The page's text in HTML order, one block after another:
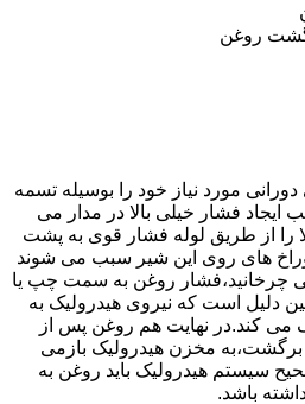
روغن
دورانی مورد نیاز خود را بوسیله تسمه
فشار خیلی بالا در مدار می
را از طریق لوله فشار قوی به پشت
های روی این شیر سبب می شوند
چرخانید،فشار روغن به سمت چپ یا
دلیل است که نیروی هیدرولیک به
کند.در نهایت هم روغن پس از
مخزن هیدرولیک بازمی
سیستم هیدرولیک باید روغن به
باشد.